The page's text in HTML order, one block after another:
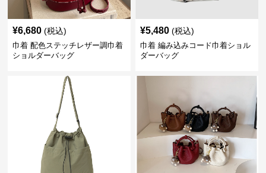
¥6,680 (税込)
巾着 配色ステッチレザー調巾着
ショルダーバッグ
¥5,480 (税込)
巾着 編み込みコード巾着ショル
ダーバッグ